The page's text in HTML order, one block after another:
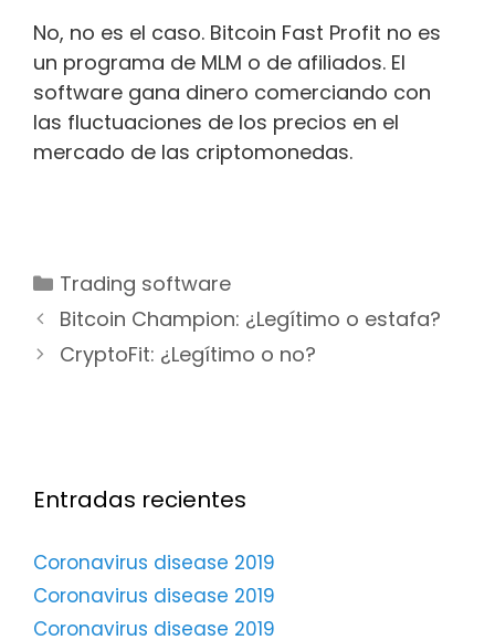
No, no es el caso. Bitcoin Fast Profit no es
un programa de MLM o de afiliados. El
software gana dinero comerciando con
las fluctuaciones de los precios en el
mercado de las criptomonedas.
Categorías
Trading software
Navegación
de
entradas
Bitcoin Champion: ¿Legítimo o estafa?
CryptoFit: ¿Legítimo o no?
Entradas recientes
Coronavirus disease 2019
Coronavirus disease 2019
Coronavirus disease 2019